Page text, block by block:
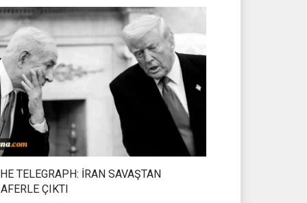
TELEGRAPH: İRAN SAVAŞTAN
ÇIKTI